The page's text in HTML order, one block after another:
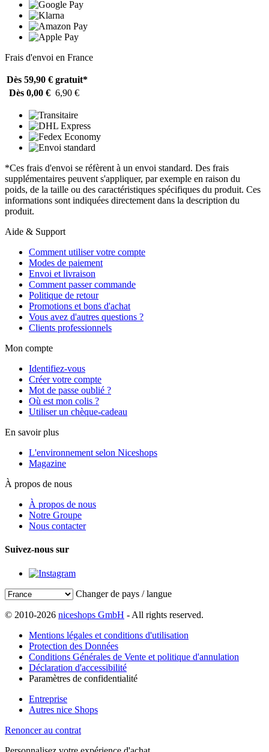
Frais d'envoi en France
Dès 59,90 € gratuit*
Dès 0,00 € 6,90 €
*Ces frais d'envoi se réfèrent à un envoi standard. Des frais
supplémentaires peuvent s'appliquer, par exemple en raison du
poids, de la taille ou des caractéristiques spécifiques du produit. Ces
informations sont indiquées directement dans la description du
produit.
Aide & Support
Comment utiliser votre compte
Modes de paiement
Envoi et livraison
Comment passer commande
Politique de retour
Promotions et bons d'achat
Vous avez d'autres questions ?
Clients professionnels
Mon compte
Identifiez-vous
Créer votre compte
Mot de passe oublié ?
Où est mon colis ?
Utiliser un chèque-cadeau
En savoir plus
L'environnement selon Niceshops
Magazine
À propos de nous
À propos de nous
Notre Groupe
Nous contacter
Suivez-nous sur
Changer de pays / langue
© 2010-2026 niceshops GmbH - All rights reserved.
Mentions légales et conditions d'utilisation
Protection des Données
Conditions Générales de Vente et politique d'annulation
Déclaration d'accessibilité
Paramètres de confidentialité
Entreprise
Autres nice Shops
Renoncer au contrat